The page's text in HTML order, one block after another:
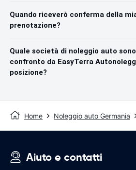
Quando riceverò conferma della
prenotazione?
Quale società di noleggio auto
confronto da EasyTerra
posizione?
Home Noleggio auto Germania
Aiuto e contatti